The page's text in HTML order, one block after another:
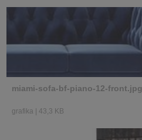
miami-sofa-bf-piano-12-front.jpg
grafika 43,3 KB